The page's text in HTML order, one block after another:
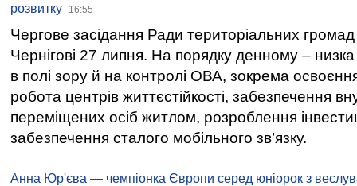
розвитку
16:55
Чергове засідання Ради територіальних громад
Чернігові 27 липня. На порядку денному –
в полі зору й на контролі ОВА, зокрема освоєння
робота центрів життєстійкості, забезпечення
переміщених осіб житлом, розроблення
забезпечення сталого мобільного зв’язку.
Анна Юр'єва — чемпіонка Європи серед юніорок з